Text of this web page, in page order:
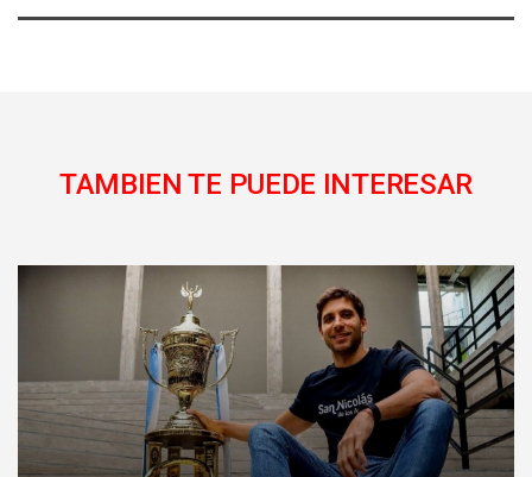
TAMBIEN TE PUEDE INTERESAR